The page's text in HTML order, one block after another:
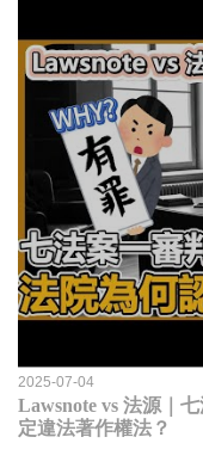
2025-07-04
Lawsnote vs 法源｜
定違法著作權法？